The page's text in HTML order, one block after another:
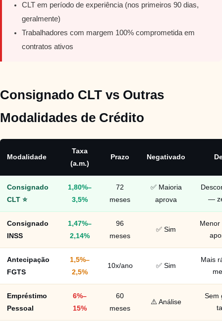
CLT em período de experiência (nos primeiros 90 dias,
geralmente)
Trabalhadores com margem 100% comprometida em
contratos ativos
Consignado CLT vs Outras
Modalidades de Crédito
Modalidade
Taxa
(a.m.)
Prazo Negativado
Consignado
CLT ⭐
1,80%–
3,5%
72
meses
✅ Maioria
aprova
—
Consignado
INSS
1,47%–
2,14%
96
meses
✅ Sim
Antecipação
FGTS
1,5%–
2,5%
10x/ano ✅ Sim
Mais
Empréstimo
Pessoal
6%–
15%
60
meses
⚠️ Análise
Sem